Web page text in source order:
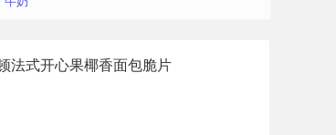
法式开心果椰香面包脆片